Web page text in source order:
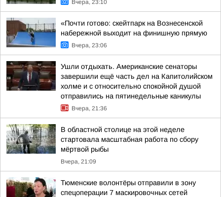
Вчера, 23:10
«Почти готово: скейтпарк на Вознесенской
набережной выходит на финишную прямую
Вчера, 23:06
Ушли отдыхать. Американские сенаторы
завершили ещё часть дел на Капитолийском
холме и с относительно спокойной душой
отправились на пятинедельные каникулы
Вчера, 21:36
В областной столице на этой неделе
стартовала масштабная работа по сбору
мёртвой рыбы
Вчера, 21:09
Тюменские волонтёры отправили в зону
спецоперации 7 маскировочных сетей